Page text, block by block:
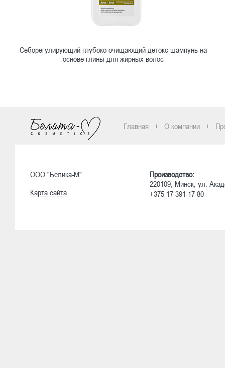
Себорегулирующий глубоко очищающий детокс-шампунь на
основе глины для жирных волос
Главная О компании
ООО "Белика-М"
Карта сайта
Производство:
220109, Минск, ул.
+375 17 391-17-80